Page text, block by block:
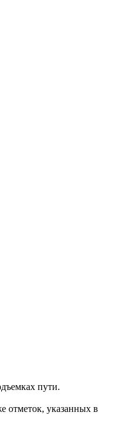
пути.
отметок, указанных в